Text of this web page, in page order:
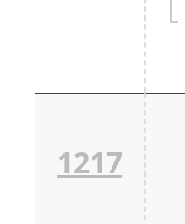
1217